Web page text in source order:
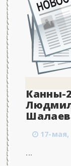
Канны-
17-мая,
...